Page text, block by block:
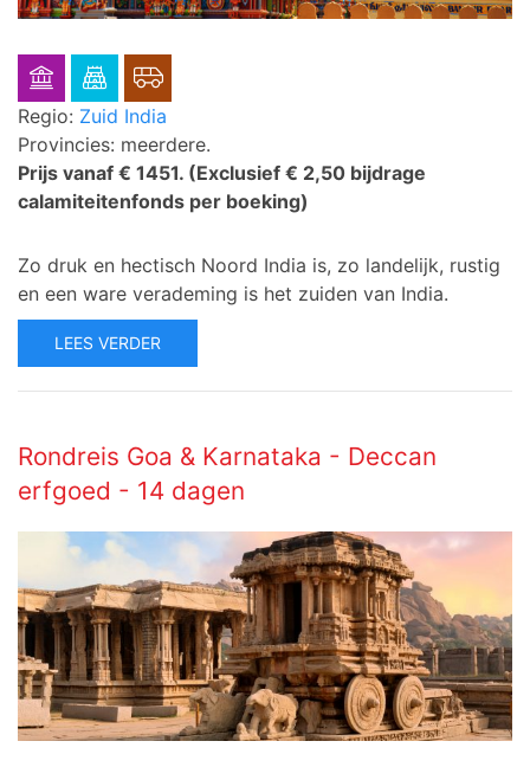
Regio: Zuid India
Provincies: meerdere.
Prijs vanaf € 1451. (Exclusief € 2,50 bijdrage
calamiteitenfonds per boeking)
Zo druk en hectisch Noord India is, zo landelijk, rustig
en een ware verademing is het zuiden van India.
LEES VERDER
Rondreis Goa & Karnataka - Deccan
erfgoed - 14 dagen